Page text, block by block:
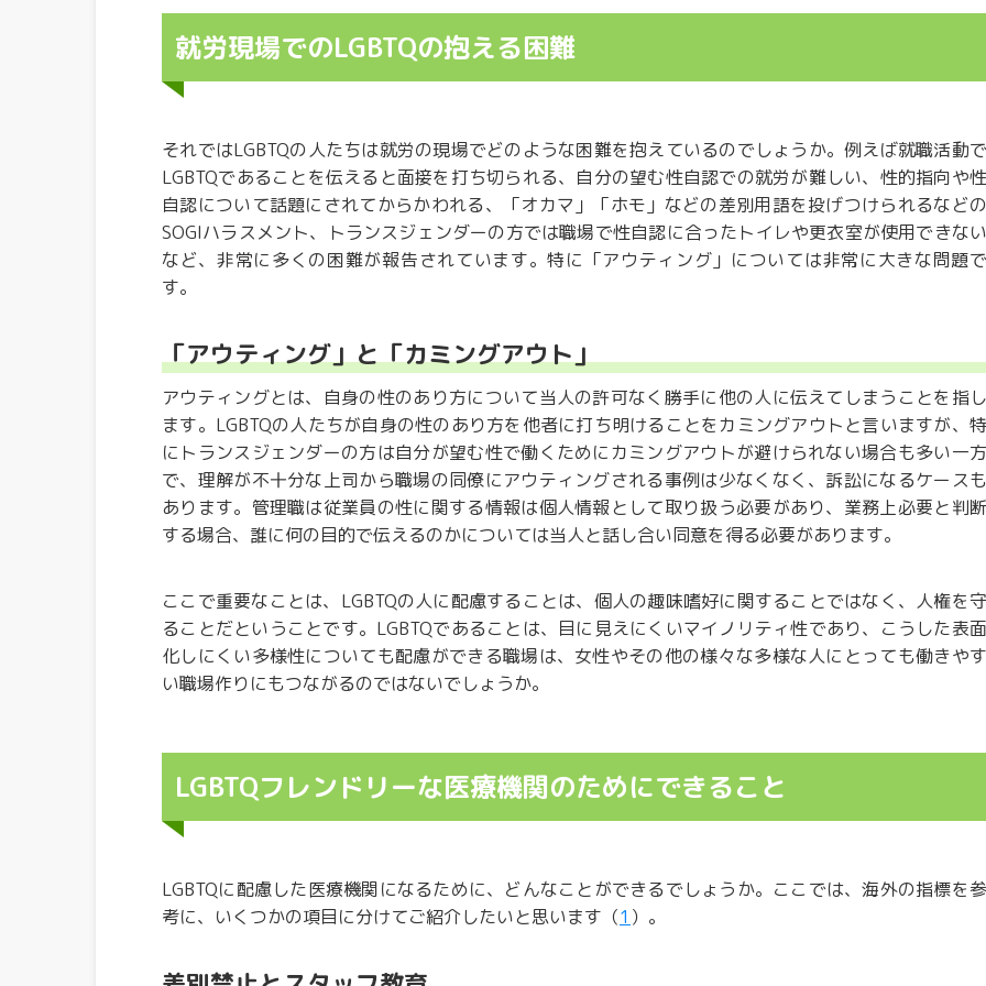
就労現場でのLGBTQの抱える困難
それではLGBTQの人たちは就労の現場でどのような困難を抱えているのでしょうか。例えば就職活動で
LGBTQであることを伝えると面接を打ち切られる、自分の望む性自認での就労が難しい、性的指向や性
自認について話題にされてからかわれる、「オカマ」「ホモ」などの差別用語を投げつけられるなどの
SOGIハラスメント、トランスジェンダーの方では職場で性自認に合ったトイレや更衣室が使用できない
など、非常に多くの困難が報告されています。特に「アウティング」については非常に大きな問題で
す。
「アウティング」と「カミングアウト」
アウティングとは、自身の性のあり方について当人の許可なく勝手に他の人に伝えてしまうことを指し
ます。LGBTQの人たちが自身の性のあり方を他者に打ち明けることをカミングアウトと言いますが、特
にトランスジェンダーの方は自分が望む性で働くためにカミングアウトが避けられない場合も多い一方
で、理解が不十分な上司から職場の同僚にアウティングされる事例は少なくなく、訴訟になるケースも
あります。管理職は従業員の性に関する情報は個人情報として取り扱う必要があり、業務上必要と判断
する場合、誰に何の目的で伝えるのかについては当人と話し合い同意を得る必要があります。
ここで重要なことは、LGBTQの人に配慮することは、個人の趣味嗜好に関することではなく、人権を守
ることだということです。LGBTQであることは、目に見えにくいマイノリティ性であり、こうした表面
化しにくい多様性についても配慮ができる職場は、女性やその他の様々な多様な人にとっても働きやす
い職場作りにもつながるのではないでしょうか。
LGBTQフレンドリーな医療機関のためにできること
LGBTQに配慮した医療機関になるために、どんなことができるでしょうか。ここでは、海外の指標を参
考に、いくつかの項目に分けてご紹介したいと思います（1 ）。